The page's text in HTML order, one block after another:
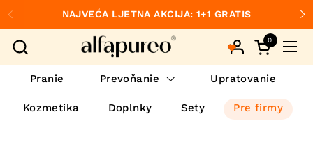
Preskočiť na obsah
Predchádzajúce
NAJVEĆA LJETNA AKCIJA: 1+1 GRATIS
Otvorte
0
Pranie Prevoňanie Upratovanie
Kozmetika Doplnky Sety Pre firmy